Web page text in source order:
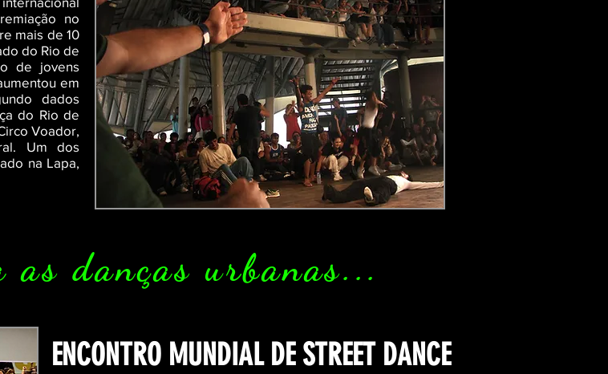
no
mais de 10
do Rio de
de jovens
em
dados
do Rio de
Voador,
Um dos
na Lapa,
as danças urbanas...
ENCONTRO MUNDIAL DE STREET DANCE